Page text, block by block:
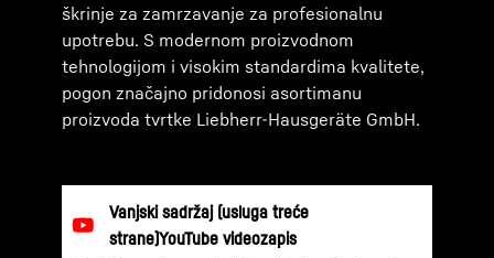
škrinje za zamrzavanje za profesionalnu
upotrebu. S modernom proizvodnom
tehnologijom i visokim standardima kvalitete,
pogon značajno pridonosi asortimanu
proizvoda tvrtke Liebherr-Hausgeräte GmbH.